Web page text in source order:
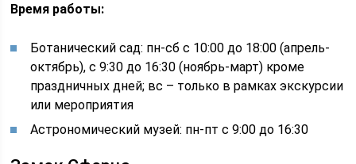
Время работы:
Ботанический сад: пн-сб с 10:00 до 18:00 (апрель-
октябрь), с 9:30 до 16:30 (ноябрь-март) кроме
праздничных дней; вс – только в рамках экскурсии
или мероприятия
Астрономический музей: пн-пт с 9:00 до 16:30